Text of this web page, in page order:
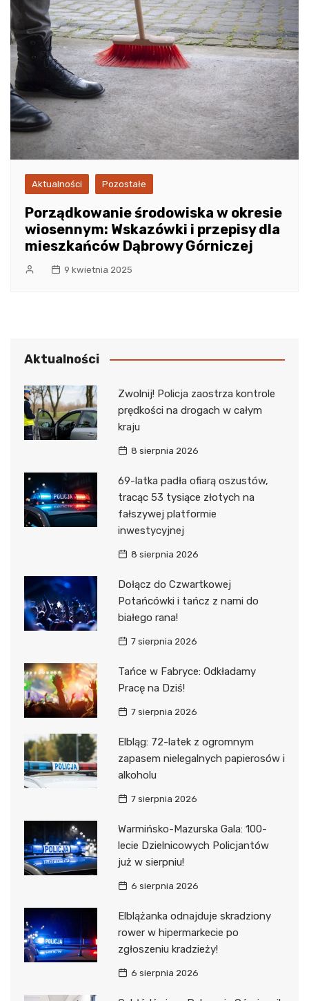
Aktualności Pozostałe
Porządkowanie środowiska w okresie
wiosennym: Wskazówki i przepisy dla
mieszkańców Dąbrowy Górniczej
9 kwietnia 2025
Aktualności
Zwolnij! Policja zaostrza kontrole
prędkości na drogach w całym
kraju
8 sierpnia 2026
69-latka padła ofiarą oszustów,
tracąc 53 tysiące złotych na
fałszywej platformie
inwestycyjnej
8 sierpnia 2026
Dołącz do Czwartkowej
Potańcówki i tańcz z nami do
białego rana!
7 sierpnia 2026
Tańce w Fabryce: Odkładamy
Pracę na Dziś!
7 sierpnia 2026
Elbląg: 72-latek z ogromnym
zapasem nielegalnych papierosów i
alkoholu
7 sierpnia 2026
Warmińsko-Mazurska Gala: 100-
lecie Dzielnicowych Policjantów
już w sierpniu!
6 sierpnia 2026
Elblążanka odnajduje skradziony
rower w hipermarkecie po
zgłoszeniu kradzieży!
6 sierpnia 2026